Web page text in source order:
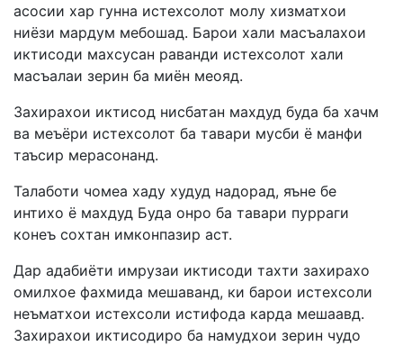
асосии хар гунна истехсолот молу хизматхои
ниёзи мардум мебошад. Барои хали масъалахои
иктисоди махсусан раванди истехсолот хали
масъалаи зерин ба миён меояд.
Захирахои иктисод нисбатан махдуд буда ба хачм
ва меъёри истехсолот ба тавари мусби ё манфи
таъсир мерасонанд.
Талаботи чомеа хаду худуд надорад, яъне бе
интихо ё махдуд Буда онро ба тавари пурраги
конеъ сохтан имконпазир аст.
Дар адабиёти имрузаи иктисоди тахти захирахо
омилхое фахмида мешаванд, ки барои истехсоли
неъматхои истехсоли истифода карда мешаавд.
Захирахои иктисодиро ба намудхои зерин чудо